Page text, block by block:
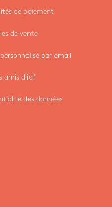
de paiement
de vente
par email
amis d'ici"
des données